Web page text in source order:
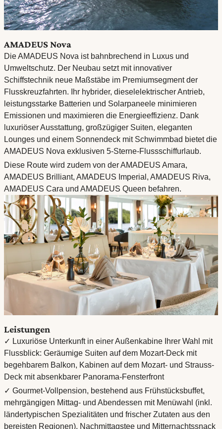
AMADEUS Nova
Die AMADEUS Nova ist bahnbrechend in Luxus und
Umweltschutz. Der Neubau setzt mit innovativer
Schiffstechnik neue Maßstäbe im Premiumsegment der
Flusskreuzfahrten. Ihr hybrider, dieselelektrischer Antrieb,
leistungsstarke Batterien und Solarpaneele minimieren
Emissionen und maximieren die Energieeffizienz. Dank
luxuriöser Ausstattung, großzügiger Suiten, eleganten
Lounges und einem Sonnendeck mit Schwimmbad bietet die
AMADEUS Nova exklusiven 5-Sterne-Flussschiffurlaub.
Diese Route wird zudem von der AMADEUS Amara,
AMADEUS Brilliant, AMADEUS Imperial, AMADEUS Riva,
AMADEUS Cara und AMADEUS Queen befahren.
Leistungen
✓ Luxuriöse Unterkunft in einer Außenkabine Ihrer Wahl mit
Flussblick: Geräumige Suiten auf dem Mozart-Deck mit
begehbarem Balkon, Kabinen auf dem Mozart- und Strauss-
Deck mit absenkbarer Panorama-Fensterfront
✓ Gourmet-Vollpension, bestehend aus Frühstücksbuffet,
mehrgängigen Mittag- und Abendessen mit Menüwahl (inkl.
ländertypischen Spezialitäten und frischer Zutaten aus den
bereisten Regionen), Nachmittagstee und Mitternachtssnack